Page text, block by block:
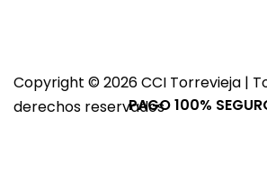
Copyright © 2026 CCI Torrevieja |
derechos reservadosPAGO 100%